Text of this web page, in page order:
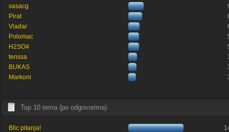
sasacg
Pirat
Vladar
Polomac
H2SO4
tenssa
BUKAS
Markoni
Top 10 tema (po odgovorima)
Blic pitanja!